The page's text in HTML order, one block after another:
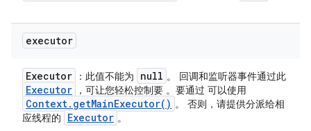
executor
Executor ：此值不能为 null 。 回调和监听器事件通过此
Executor ，可让您轻松控制要 。要通过 可以使用
Context. getMainExecutor( ) 。 否则，请提供分派给相
应线程的
Executor 。